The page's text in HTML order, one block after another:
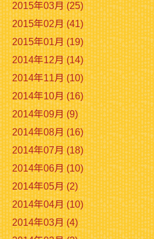
2015年03月 (25)
2015年02月 (41)
2015年01月 (19)
2014年12月 (14)
2014年11月 (10)
2014年10月 (16)
2014年09月 (9)
2014年08月 (16)
2014年07月 (18)
2014年06月 (10)
2014年05月 (2)
2014年04月 (10)
2014年03月 (4)